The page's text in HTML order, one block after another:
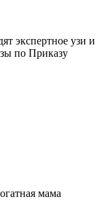
экспертное узи и
по Приказу
мама